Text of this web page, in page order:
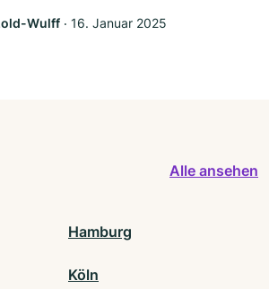
Wulff ‧ 16. Januar 2025
Alle ansehen
Hamburg
Köln